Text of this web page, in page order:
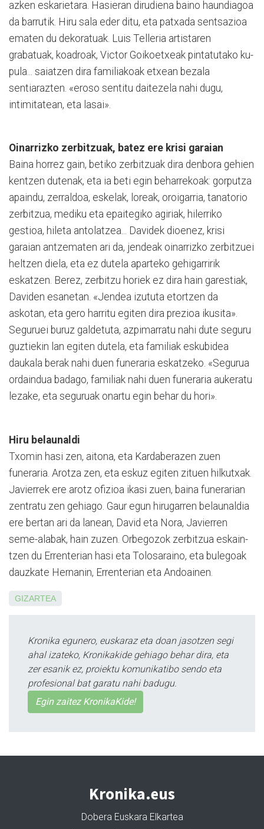
azken eskarietara. Hasieran dirudiena baino haundiagoa
da barrutik. Hiru sala eder ditu, eta patxada sentsazioa
ematen du dekoratuak. Luis Telleria artistaren
grabatuak, koadroak, Victor Goikoetxeak pintatutako ku­
pula... saiatzen dira familiakoak etxean bezala
sentiarazten. «eroso sentitu daitezela nahi dugu,
intimitatean, eta lasai».
Oinarrizko zerbitzuak, batez ere krisi garaian
Baina horrez gain, betiko zerbitzuak dira denbora gehien
kentzen dutenak, eta ia beti egin beharrekoak: gorputza
apaindu, zerraldoa, eskelak, loreak, oroigarria, tanatorio
zerbitzua, mediku eta epaitegiko agiriak, hilerriko
gestioa, hileta antolatzea... Davidek dioenez, krisi
garaian antzematen ari da, jendeak oinarrizko zerbitzuei
heltzen die­la, eta ez dutela aparteko gehi­garririk
eskatzen. Berez, zerbitzu horiek ez dira hain garestiak,
Daviden esanetan. «Jendea izututa etortzen da
askotan, eta gero harritu egiten dira prezioa ikusita».
Seguruei buruz galdetuta, az­pi­­marratu nahi dute seguru
guztiekin lan egiten dutela, eta familiak eskubidea
daukala berak nahi duen funeraria eskatzeko. «Segurua
ordaindua badago, familiak nahi duen funeraria aukeratu
lezake, eta seguruak onartu egin behar du hori».
Hiru belaunaldi
Txomin hasi zen, ai­tona, eta Kardaberazen zuen
funeraria. Arotza zen, eta es­kuz egiten zituen hilkutxak.
Ja­vie­rrek ere arotz ofizioa ikasi zuen, baina funerarian
zentratu zen gehiago. Gaur egun hirugarren belaunaldia
ere bertan ari da lanean, David eta Nora, Javierren
seme-alabak, hain zuzen. Orbegozok zerbitzua es­kain­
tzen du Errenterian hasi eta Tolosaraino, eta bulegoak
dauzkate Hernanin, Errente­rian eta Andoainen.
GIZARTEA
Kronika egunero, euskaraz eta doan jasotzen segi
ahal izateko, Kronikakide gehiago behar dira, eta
zer esanik ez, proiektu komunikatibo sendo eta
profesional bat garatu nahi badugu.
Egin zaitez KronikaKide!
Kronika.eus
Dobera Euskara Elkartea